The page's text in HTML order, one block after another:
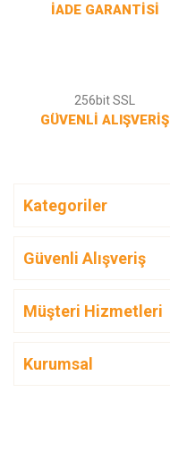
İADE GARANTİSİ
256bit SSL
GÜVENLİ ALIŞVERİŞ
Kategoriler
Güvenli Alışveriş
Müşteri Hizmetleri
Kurumsal